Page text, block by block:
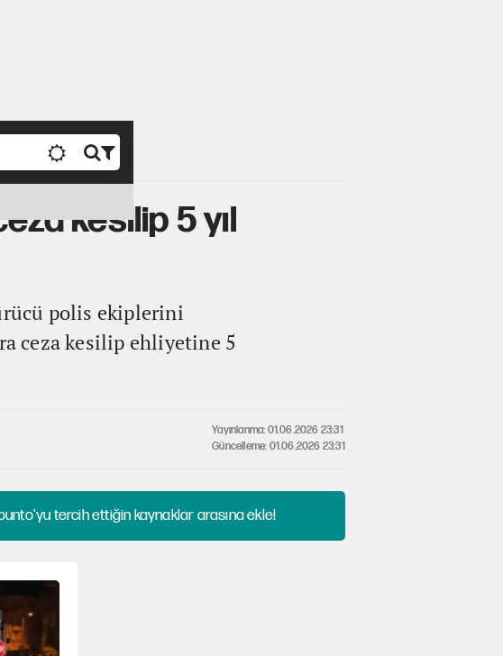
Video
kesilip 5 yıl
polis ekiplerini
ceza kesilip ehliyetine 5
Yayınlanma: 01.06.2026 23:31
Güncelleme: 01.06.2026 23:31
tercih ettiğin kaynaklar arasına ekle!